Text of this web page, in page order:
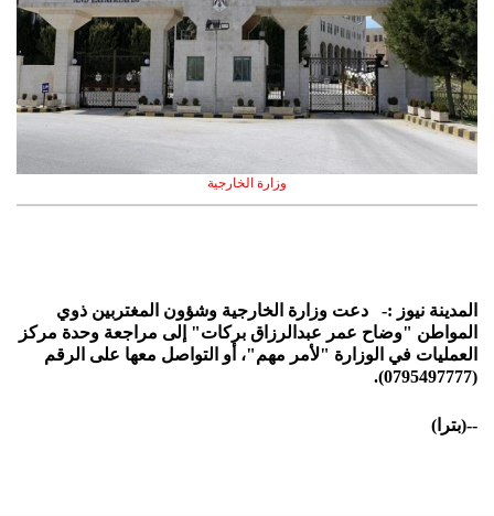
وزارة الخارجية
المدينة نيوز :-
دعت وزارة الخارجية وشؤون المغتربين ذوي
المواطن "وضاح عمر عبدالرزاق بركات" إلى مراجعة وحدة مركز
العمليات في الوزارة "لأمر مهم"، أو التواصل معها على الرقم
(0795497777).
--(بترا)